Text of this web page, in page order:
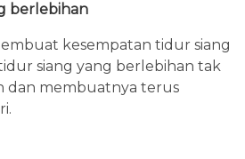
berlebihan
kesempatan tidur siang
siang yang berlebihan tak
membuatnya terus